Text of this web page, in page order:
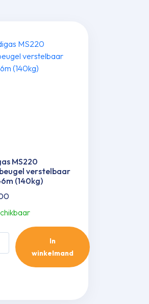
MS220
verstelbaar
(140kg)
In
winkelmand